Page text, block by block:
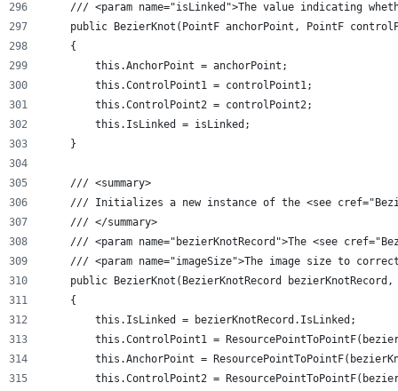
/// <param name="isLinked">The value indicating
public BezierKnot(PointF anchorPoint, PointF
    {
        this.AnchorPoint = anchorPoint;
        this.ControlPoint1 = controlPoint1;
        this.ControlPoint2 = controlPoint2;
        this.IsLinked = isLinked;
    }
    /// <summary>
/// Initializes a new instance of the <see
    /// </summary>
/// <param name="bezierKnotRecord">The <see
/// <param name="imageSize">The image size to
public BezierKnot(BezierKnotRecord bezierKnotRecord,
    {
        this.IsLinked = bezierKnotRecord.IsLinked;
this.ControlPoint1 =
this.AnchorPoint =
this.ControlPoint2 =